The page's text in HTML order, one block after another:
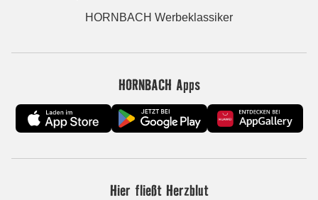
HORNBACH Werbeklassiker
HORNBACH Apps
Hier fließt Herzblut